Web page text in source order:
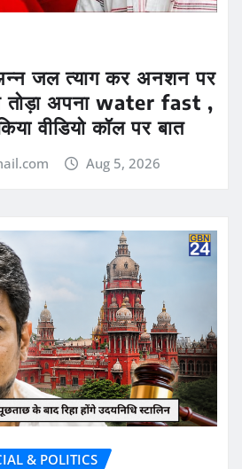
जल त्याग कर अनशन पर
तोड़ा अपना water fast ,
वीडियो कॉल पर बात
Aug 5, 2026
& POLITICS